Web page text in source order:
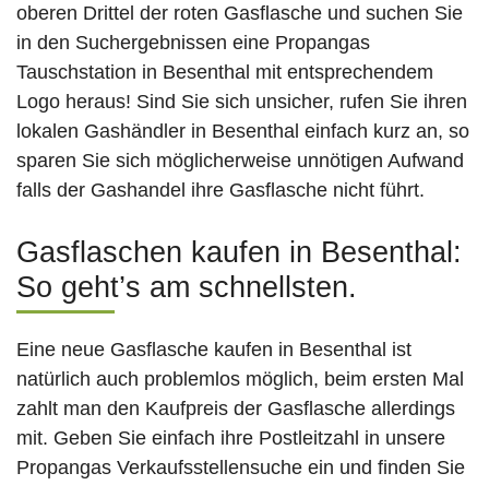
oberen Drittel der roten Gasflasche und suchen Sie
in den Suchergebnissen eine Propangas
Tauschstation in Besenthal mit entsprechendem
Logo heraus! Sind Sie sich unsicher, rufen Sie ihren
lokalen Gashändler in Besenthal einfach kurz an, so
sparen Sie sich möglicherweise unnötigen Aufwand
falls der Gashandel ihre Gasflasche nicht führt.
Gasflaschen kaufen in Besenthal:
So geht’s am schnellsten.
Eine neue Gasflasche kaufen in Besenthal ist
natürlich auch problemlos möglich, beim ersten Mal
zahlt man den Kaufpreis der Gasflasche allerdings
mit. Geben Sie einfach ihre Postleitzahl in unsere
Propangas Verkaufsstellensuche ein und finden Sie